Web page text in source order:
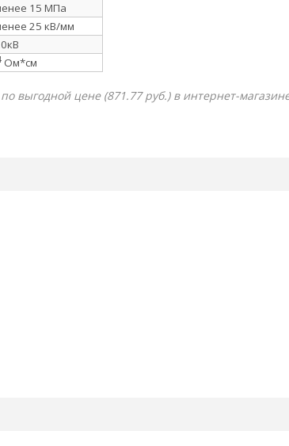
15 МПа
25 кВ/мм
Ом*см
выгодной цене (871.77 руб.) в интернет-